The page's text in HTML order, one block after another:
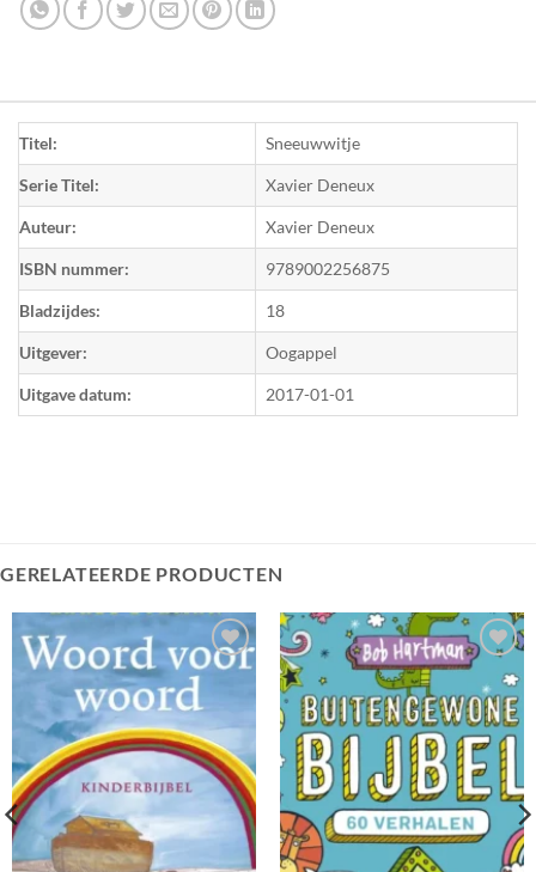
Titel: Sneeuwwitje
Serie Titel: Xavier Deneux
Auteur: Xavier Deneux
ISBN nummer: 9789002256875
Bladzijdes: 18
Uitgever: Oogappel
Uitgave datum: 2017-01-01
GERELATEERDE PRODUCTEN